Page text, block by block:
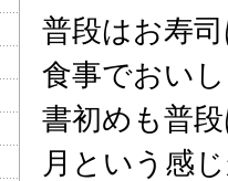
普段はお寿
食事でおい
書初めも普
月という感